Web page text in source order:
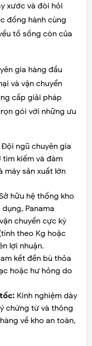
xước và đòi hỏi
đồng hành cùng
tố sống còn của
gia hàng đầu
và vận chuyển
cấp giải pháp
gói với những ưu
Đội ngũ chuyên gia
kiếm và đàm
máy sản xuất lớn
hữu hệ thống kho
Panama
chuyển cực kỳ
theo Kg hoặc
lợi nhuận.
kết đền bù thỏa
hoặc hư hỏng do
Kinh nghiệm dày
chứng từ và thông
về kho an toàn,